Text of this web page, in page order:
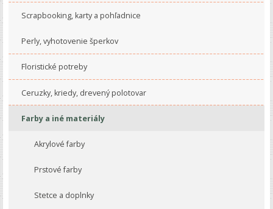
Scrapbooking, karty a pohľadnice
Perly, vyhotovenie šperkov
Floristické potreby
Ceruzky, kriedy, drevený polotovar
Farby a iné materiály
Akrylové farby
Prstové farby
Stetce a doplnky